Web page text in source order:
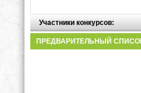
Участники конкурсов:
ПРЕДВАРИТЕЛЬНЫЙ